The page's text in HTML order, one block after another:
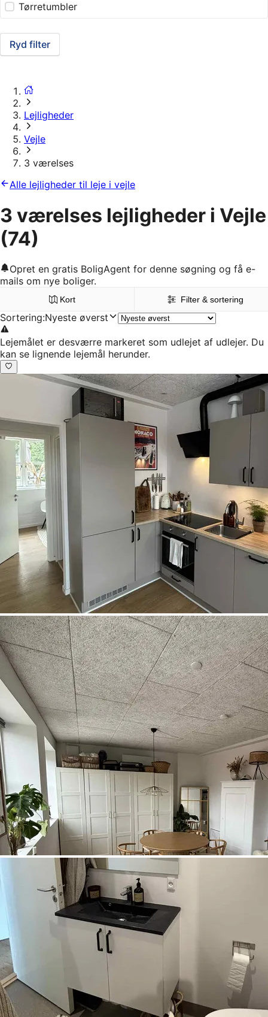
Tørretumbler
Ryd filter
Lejligheder
Vejle
3 værelses
Alle lejligheder til leje i vejle
3 værelses lejligheder i Vejle
(74)
Opret en gratis BoligAgent for denne søgning og få e-
mails om nye boliger.
Kort Filter & sortering
Sortering:Nyeste øverst
Lejemålet er desværre markeret som udlejet af udlejer. Du
kan se lignende lejemål herunder.